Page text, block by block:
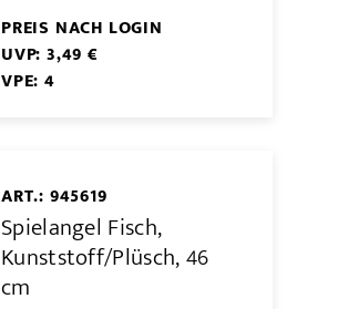
PREIS NACH LOGIN
UVP: 3,49 €
VPE: 4
ART.: 945619
Spielangel Fisch,
Kunststoff/Plüsch, 46
cm